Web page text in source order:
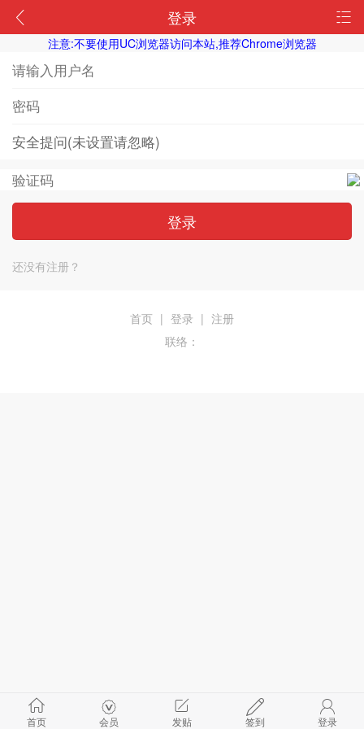
登录
注意:不要使用UC浏览器访问本站,推荐Chrome浏览器
登录
还没有注册？
首页 会员 发贴 签到 登录
首页 | 登录 | 注册
联络：